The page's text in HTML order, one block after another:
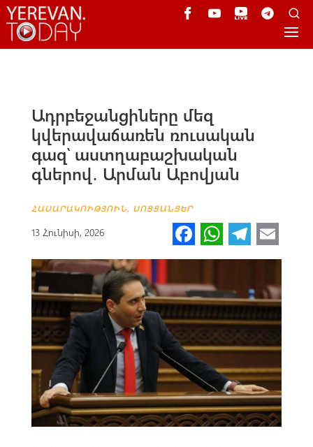
Ադրբեջանցիները մեզ
կվերավաճառեն ռուսական
գազ՝ աստղաբաշխական
գներով․ Արման Աբովյան
ՀԱՍԱՐԱԿՈՒԹՅՈՒՆ, ՍՈՑՑԱՆՑԵՐ
13 Հունիսի, 2026 Fa
ce
b
o
o
k
W
h
s
A
p
p
Te
le
gr
a
m
m
ail